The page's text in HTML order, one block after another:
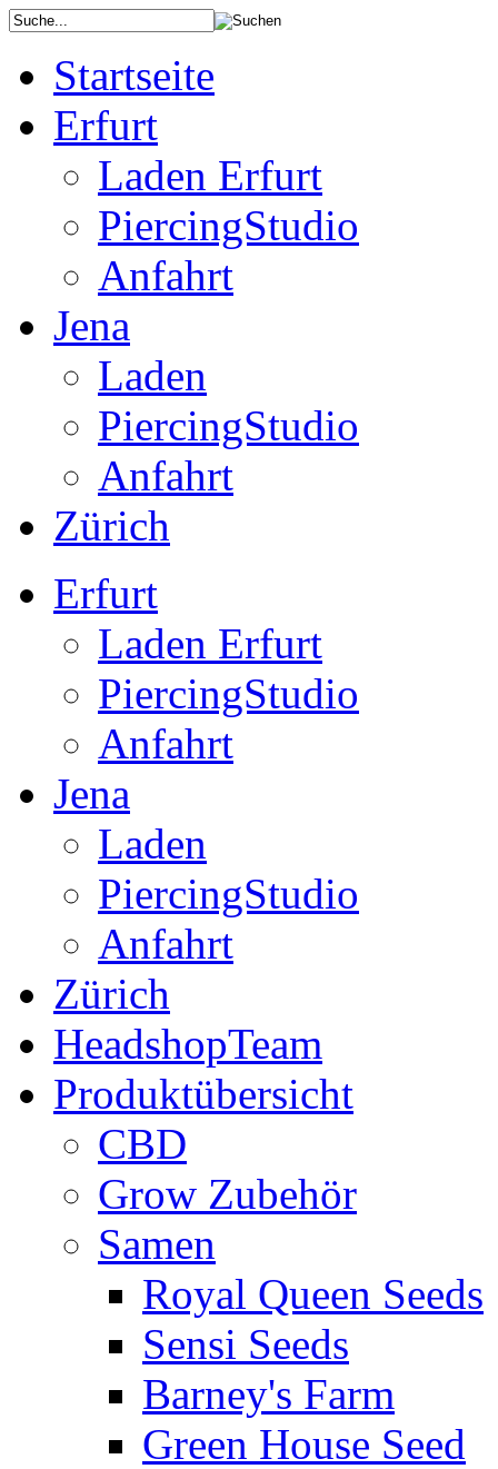
Startseite
Erfurt
Laden Erfurt
PiercingStudio
Anfahrt
Jena
Laden
PiercingStudio
Anfahrt
Zürich
Erfurt
Laden Erfurt
PiercingStudio
Anfahrt
Jena
Laden
PiercingStudio
Anfahrt
Zürich
HeadshopTeam
Produktübersicht
CBD
Grow Zubehör
Samen
Royal Queen Seeds
Sensi Seeds
Barney's Farm
Green House Seed